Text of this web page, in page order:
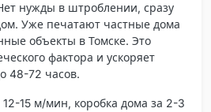
нужды в штроблении, сразу
Уже печатают частные дома
объекты в Томске. Это
фактора и ускоряет
48-72 часов.
12-15 м/мин, коробка дома за 2-3